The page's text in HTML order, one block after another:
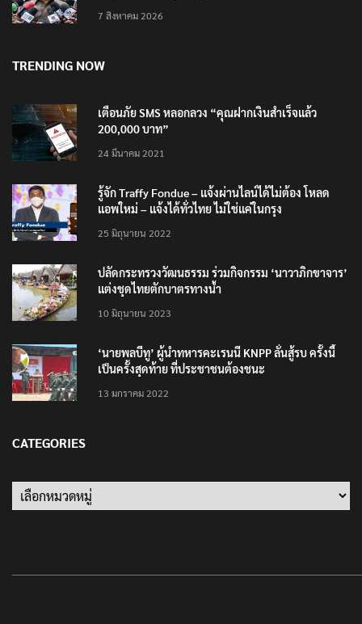
7 สิงหาคม 2026
TRENDING NOW
เตือนภัย SMS หลอกลวง “คุณฝากเงินสำเร็จแล้ว
200,000 บาท”
24 มีนาคม 2021
รู้จัก Traffy Fondue – แจ้งผ่านไลน์ได้ไม่ต้อง โหลด
แอพใหม่ – แจ้งได้ทั่วไทย ไม่ใช่แค่ในกรุง
25 มิถุนายน 2022
ปลัดกระทรวงวัฒนธรรม ร่วมกิจกรรม ‘นาวาภิกขาจาร’
แต่งชุดไทยตักบาตรทางน้ำ
10 มิถุนายน 2023
‘นายพลบีทู’ ผู้นำทหารคะเรนนี KNPP ลั่นสู้รบ ครั้งนี้
เป็นครั้งสุดท้าย ที่ประชาชนต้องชนะ
13 มกราคม 2022
CATEGORIES
Categories